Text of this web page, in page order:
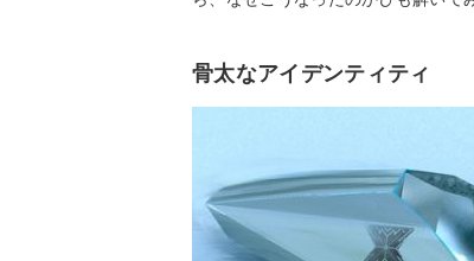
骨太なアイデンティティ